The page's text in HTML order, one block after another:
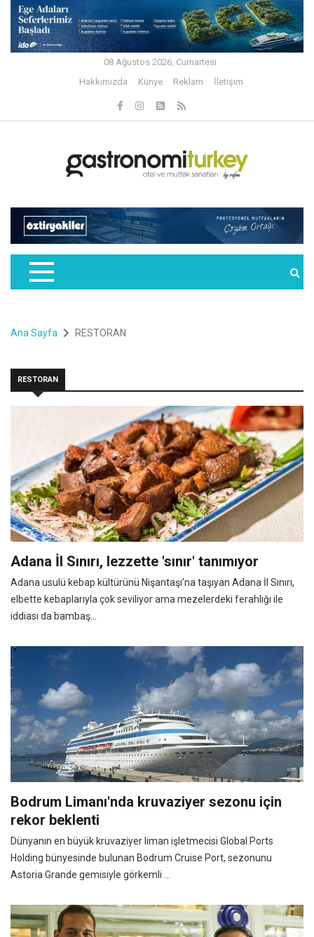
08 Ağustos 2026, Cumartesi
Hakkımızda
Künye Reklam İletişim
Ana Sayfa RESTORAN
RESTORAN
Adana İl Sınırı, lezzette 'sınır' tanımıyor
Adana usulü kebap kültürünü Nişantaşı’na taşıyan Adana İl Sınırı,
elbette kebaplarıyla çok seviliyor ama mezelerdeki ferahlığı ile
iddiası da bambaş...
Bodrum Limanı'nda kruvaziyer sezonu için
rekor beklenti
Dünyanın en büyük kruvaziyer liman işletmecisi Global Ports
Holding bünyesinde bulunan Bodrum Cruise Port, sezonunu
Astoria Grande gemisiyle görkemli ...